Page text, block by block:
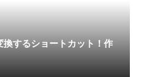
するショートカット！作